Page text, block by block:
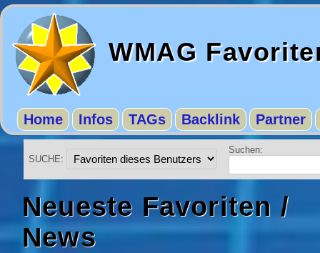
WMAG
Home Infos TAGs Backlink Partner
SUCHE:
Suchen:
Neueste Favoriten /
News